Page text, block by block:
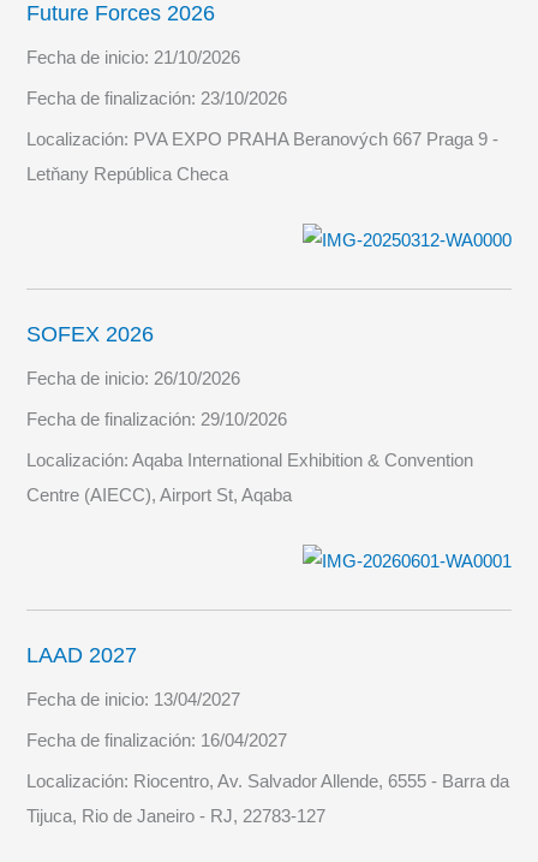
Future Forces 2026
Fecha de inicio:21/10/2026
Fecha de finalización:23/10/2026
Localización: PVA EXPO PRAHA Beranových 667 Praga 9 -
Letňany República Checa
SOFEX 2026
Fecha de inicio: 26/10/2026
Fecha de finalización: 29/10/2026
Localización:Aqaba International Exhibition & Convention
Centre (AIECC), Airport St, Aqaba
LAAD 2027
Fecha de inicio: 13/04/2027
Fecha de finalización: 16/04/2027
Localización: Riocentro, Av. Salvador Allende, 6555 - Barra da
Tijuca, Rio de Janeiro - RJ, 22783-127